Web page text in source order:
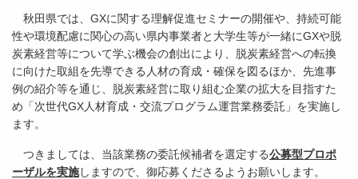
秋田県では、GXに関する理解促進セミナーの開催や、持続可能
性や環境配慮に関心の高い県内事業者と大学生等が一緒にGXや脱
炭素経営等について学ぶ機会の創出により、脱炭素経営への転換
に向けた取組を先導できる人材の育成・確保を図るほか、先進事
例の紹介等を通じ、脱炭素経営に取り組む企業の拡大を目指すた
め「次世代GX人材育成・交流プログラム運営業務委託」を実施し
ます。
つきましては、当該業務の委託候補者を選定する公募型プロポ
ーザルを実施しますので、御応募くださるようお願いします。